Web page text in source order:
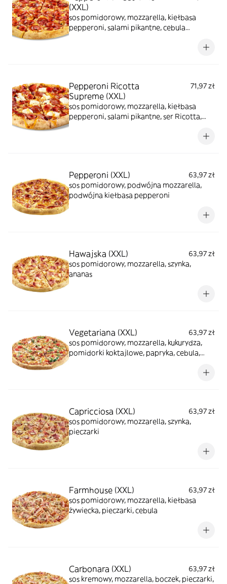
(XXL)
sos pomidorowy, mozzarella, kiełbasa
pepperoni, salami pikantne, cebula
Pepperoni Ricotta
Supreme (XXL)
71,97 zł
sos pomidorowy, mozzarella, kiełbasa
pepperoni, salami pikantne, ser Ricotta,
Pepperoni (XXL)
63,97 zł
sos pomidorowy, podwójna mozzarella,
podwójna kiełbasa pepperoni
Hawajska (XXL)
63,97 zł
sos pomidorowy, mozzarella, szynka,
ananas
Vegetariana (XXL)
63,97 zł
sos pomidorowy, mozzarella, kukurydza,
pomidorki koktajlowe, papryka, cebula,
Capricciosa (XXL)
63,97 zł
sos pomidorowy, mozzarella, szynka,
pieczarki
Farmhouse (XXL)
63,97 zł
sos pomidorowy, mozzarella, kiełbasa
żywiecka, pieczarki, cebula
Carbonara (XXL)
63,97 zł
sos kremowy, mozzarella, boczek, pieczarki,